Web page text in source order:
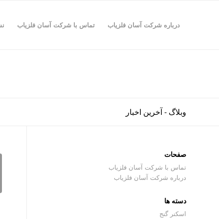
درباره شرکت آسان فلزیاب تماس با شرکت آسان فلزیاب
وبلاگ - آخرین اخبار
صفحات
تماس با شرکت آسان فلزیاب
درباره شرکت آسان فلزیاب
دسته ها
اسکنر گنج